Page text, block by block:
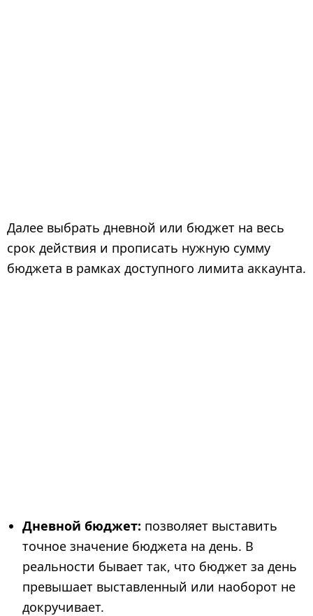
Далее выбрать дневной или бюджет на весь
срок действия и прописать нужную сумму
бюджета в рамках доступного лимита аккаунта.
Дневной бюджет: позволяет выставить
точное значение бюджета на день. В
реальности бывает так, что бюджет за день
превышает выставленный или наоборот не
докручивает.